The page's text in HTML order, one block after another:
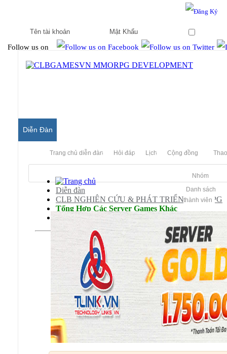
Follow us on
Diễn Đàn
Trang chủ diễn đàn Hỏi đáp Lịch Cộng đồng
Nhóm
Danh sách
thành viên
Diễn đàn
CLB NGHIÊN CỨU & PHÁT TRIỂN MMORPG
Tổng Hợp Các Server Games Khác
Tiên Lữ Kỳ Duyên